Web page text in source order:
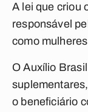
A lei que criou
responsável
como
O Auxílio
o beneficiário